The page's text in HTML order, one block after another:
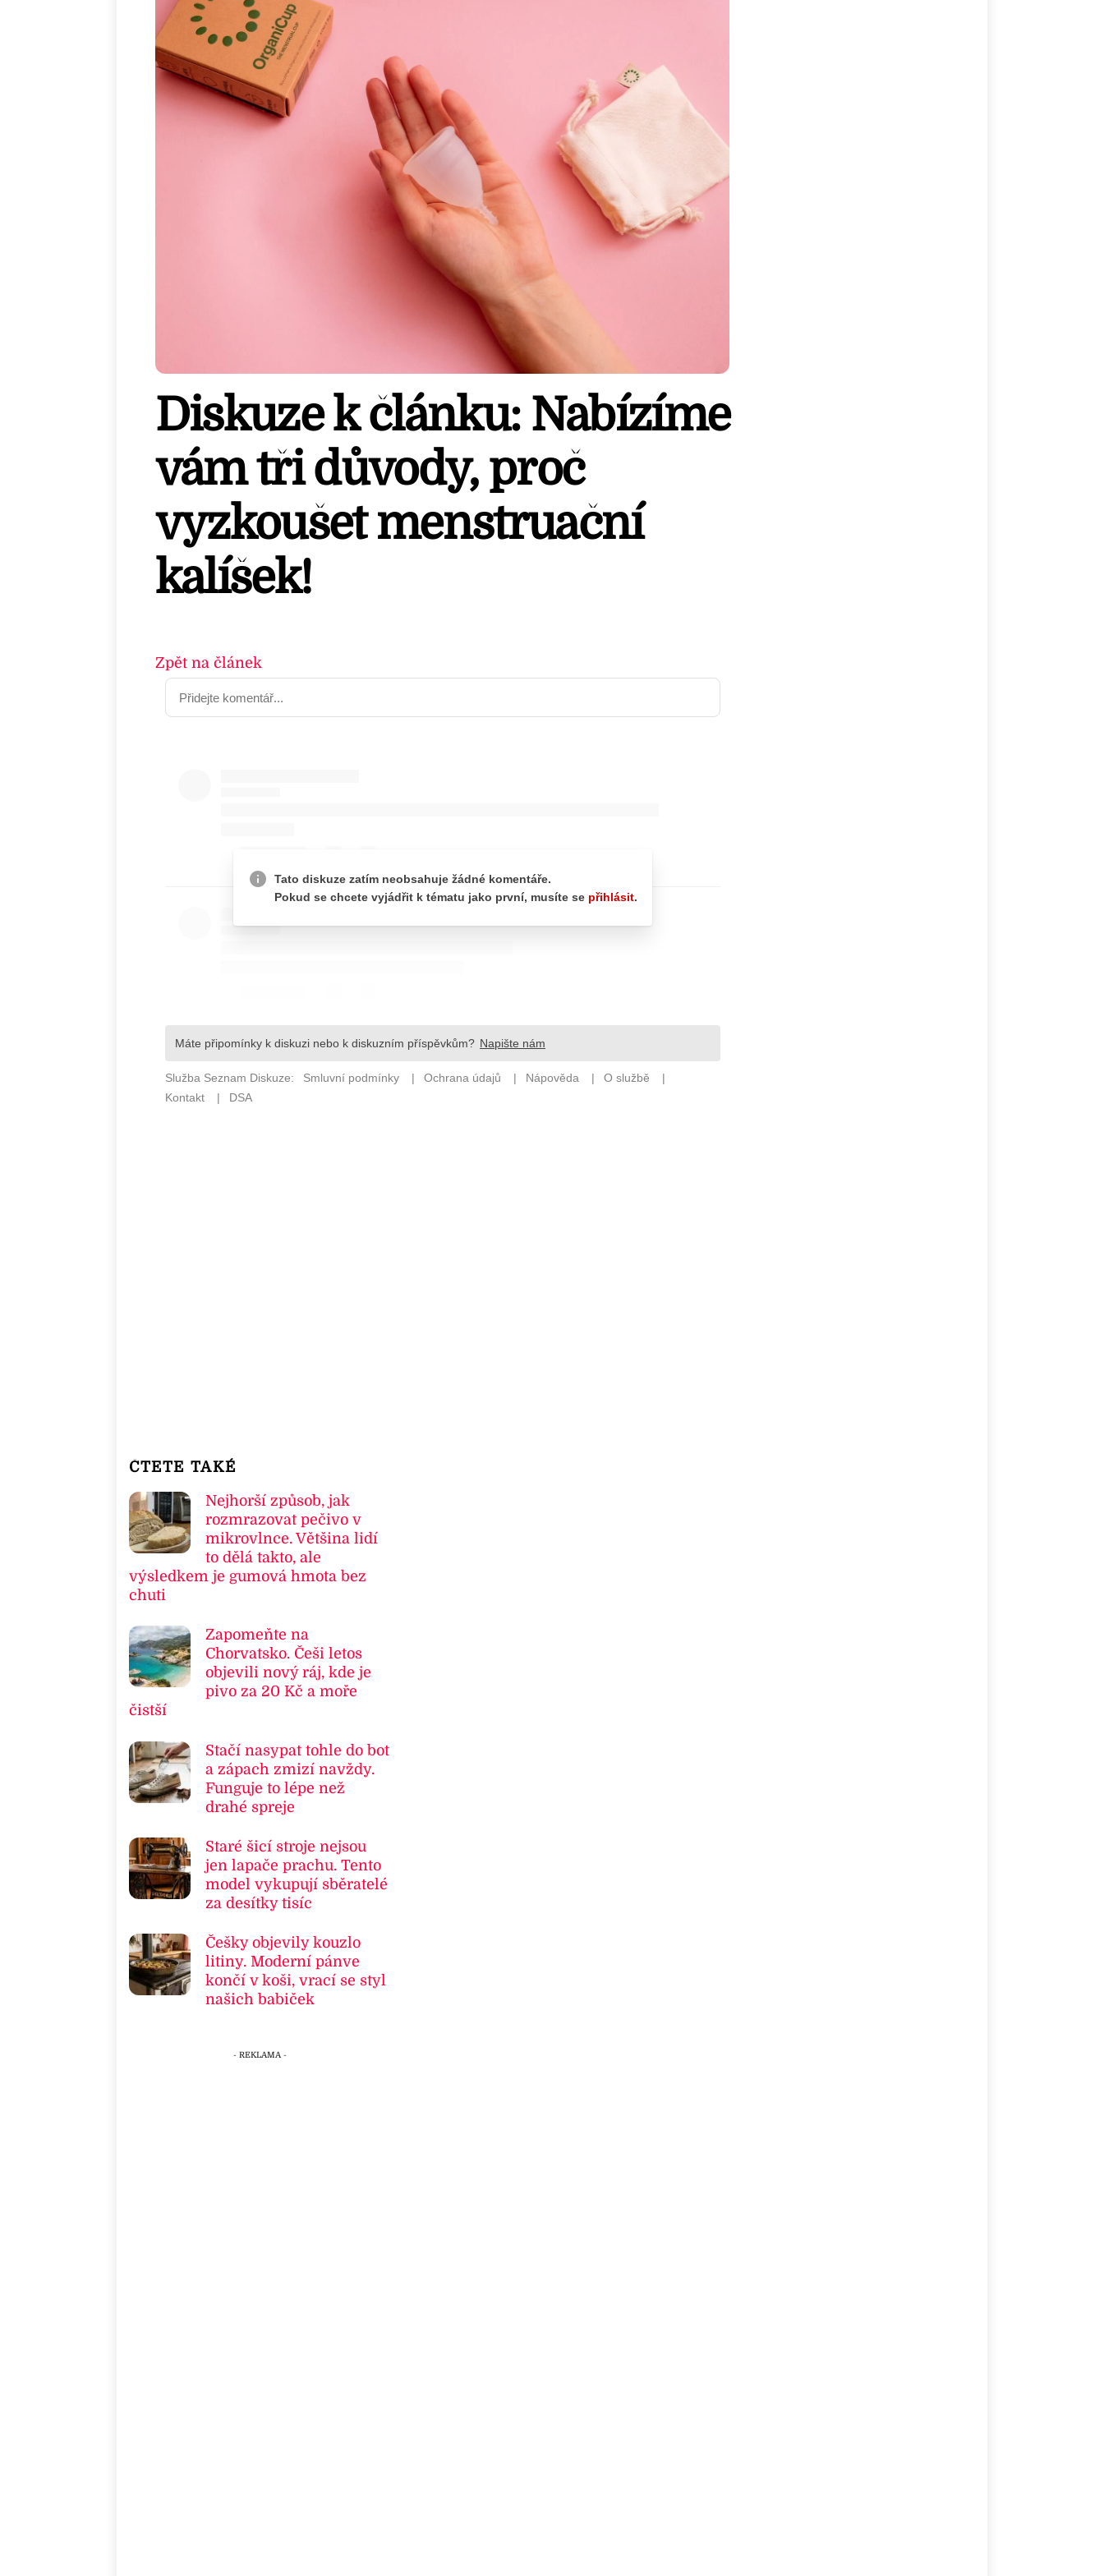
Diskuze k článku: Nabízíme
vám tři důvody, proč
vyzkoušet menstruační
kalíšek!
Zpět na článek
ČTETE TAKÉ
Nejhorší způsob, jak
rozmrazovat pečivo v
mikrovlnce. Většina lidí
to dělá takto, ale
výsledkem je gumová hmota bez
chuti
Zapomeňte na
Chorvatsko. Češi letos
objevili nový ráj, kde je
pivo za 20 Kč a moře
čistší
Stačí nasypat tohle do bot
a zápach zmizí navždy.
Funguje to lépe než
drahé spreje
Staré šicí stroje nejsou
jen lapače prachu. Tento
model vykupují sběratelé
za desítky tisíc
Češky objevily kouzlo
litiny. Moderní pánve
končí v koši, vrací se styl
našich babiček